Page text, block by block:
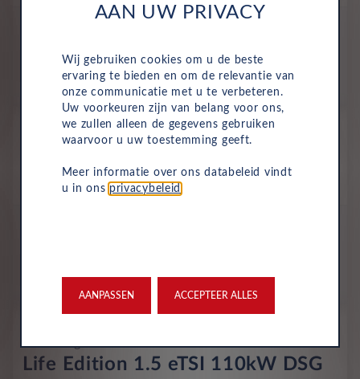
677
o.b.v 72 mnd en 5,000 km/j
Nieuw
Volkswagen T-Roc
Life 1.5 eTSI 110kW DSG
Benzine Automaat 2027
Life Edition 1.5 eTSI 110kW DSG
AAN UW PRIVACY
Wij gebruiken cookies om u de beste
ervaring te bieden en om de relevantie van
onze communicatie met u te verbeteren.
Uw voorkeuren zijn van belang voor ons,
we zullen alleen de gegevens gebruiken
waarvoor u uw toestemming geeft.
Meer informatie over ons databeleid vindt
u in ons privacybeleid
AANPASSEN ACCEPTEER ALLES